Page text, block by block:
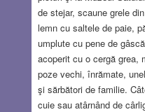
de stejar, scaune grele
lemn cu saltele de paie,
umplute cu pene de
acoperit cu o cergă grea,
poze vechi, înrămate,
şi sărbători de familie.
cuie sau atârnând de